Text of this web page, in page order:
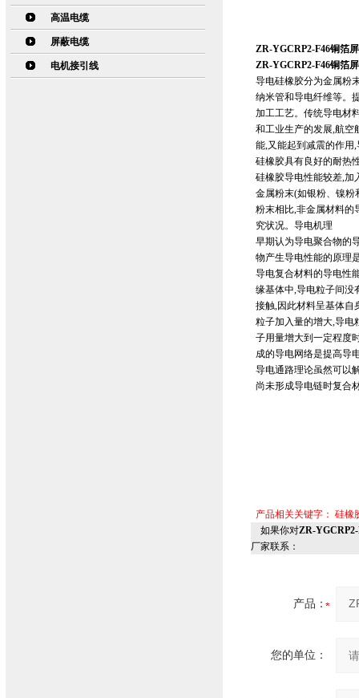
高温电缆
屏蔽电缆
电机接引线
ZR-YGCRP2-F46铜箔
ZR-YGCRP2-F46铜箔
导电硅橡胶分为金属粉
纳米管和导电纤维等。
加工工艺。传统导电材
和工业生产的发展,航空
能,又能起到减震的作用
硅橡胶具有良好的耐热
硅橡胶导电性能较差,加
金属粉末(如银粉、镍粉
粉末相比,非金属材料的
究状况。导电机理
早期认为导电聚合物的
物产生导电性能的原理
导电复合材料的导电性
缘基体中,导电粒子间没
接触,因此材料呈基体自
粒子加入量的增大,导电
子用量增大到一定程度
成的导电网络是提高导
导电通路理论虽然可以
尚未形成导电链时复合
产品相关关键字： 硅橡
如果你对ZR-
厂家联系：
产品：
您的单位：